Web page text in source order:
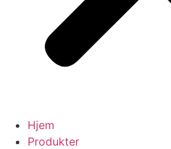
Hjem
Produkter